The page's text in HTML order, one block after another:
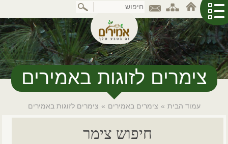
לתוכן
המרכזי
צימרים לזוגות באמירים
עמוד הבית » צימרים באמירים » צימרים לזוגות באמירים
חיפוש צימר